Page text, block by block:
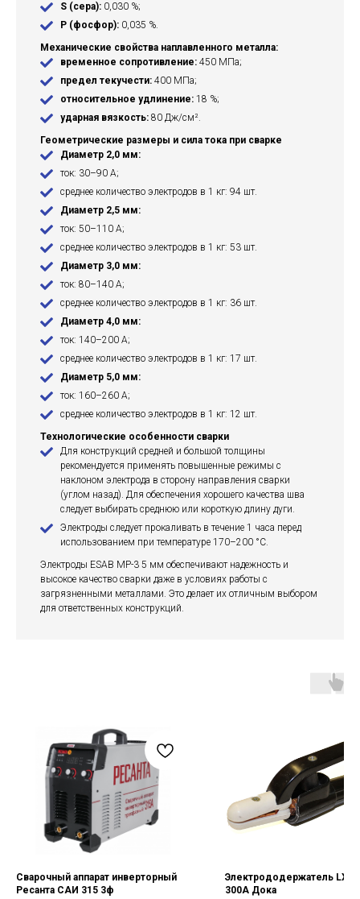
S (сера): 0,030 %;
P (фосфор): 0,035 %.
Механические свойства наплавленного металла:
временное сопротивление: 450 МПа;
предел текучести: 400 МПа;
относительное удлинение: 18 %;
ударная вязкость: 80 Дж/см².
Геометрические размеры и сила тока при сварке
Диаметр 2,0 мм:
ток: 30–90 А;
среднее количество электродов в 1 кг: 94 шт.
Диаметр 2,5 мм:
ток: 50–110 А;
среднее количество электродов в 1 кг: 53 шт.
Диаметр 3,0 мм:
ток: 80–140 А;
среднее количество электродов в 1 кг: 36 шт.
Диаметр 4,0 мм:
ток: 140–200 А;
среднее количество электродов в 1 кг: 17 шт.
Диаметр 5,0 мм:
ток: 160–260 А;
среднее количество электродов в 1 кг: 12 шт.
Технологические особенности сварки
Для конструкций средней и большой толщины
рекомендуется применять повышенные режимы с
наклоном электрода в сторону направления сварки
(углом назад). Для обеспечения хорошего качества шва
следует выбирать среднюю или короткую длину дуги.
Электроды следует прокаливать в течение 1 часа перед
использованием при температуре 170–200 °C.
Электроды ESAB МР-3 5 мм обеспечивают надежность и
высокое качество сварки даже в условиях работы с
загрязненными металлами. Это делает их отличным выбором
для ответственных конструкций.
Сварочный аппарат инверторный
Ресанта САИ 315 3ф
Электрододержатель
300A Дока